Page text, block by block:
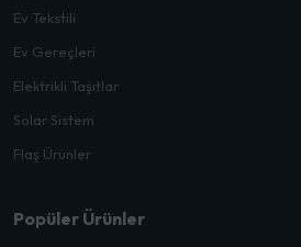
Ev Tekstili
Ev Gereçleri
Elektrikli Taşıtlar
Solar Sistem
Flaş Ürünler
Popüler Ürünler